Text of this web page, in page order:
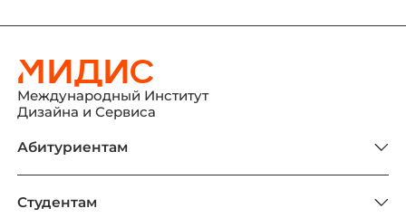
Международный Институт
Дизайна и Сервиса
Абитуриентам
Студентам